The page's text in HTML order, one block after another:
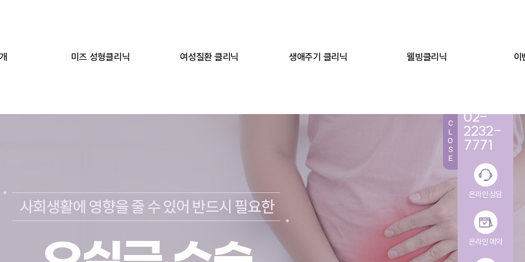
미즈 성형클리닉 여성질환 클리닉 생애주기 클리닉 웰빙클리닉 이
C
L
O
S
E
02-
2232-
7771
온라인 상담
온라인 예약